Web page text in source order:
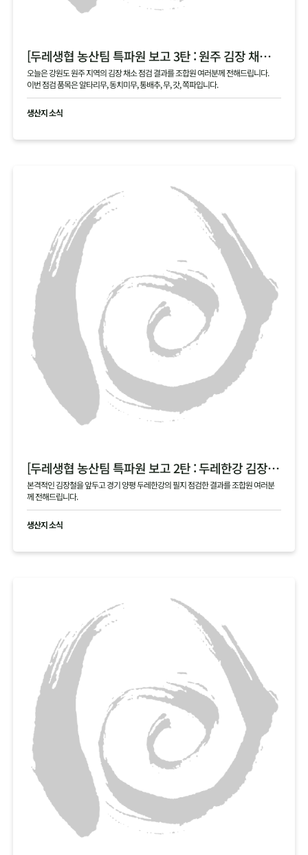
[두레생협 농산팀 특파원 보고 3탄 : 원주 김장 채소 필지 점검 현황 공유]
오늘은 강원도 원주 지역의 김장 채소 점검 결과를 조합원 여러분께 전해드립니다.
이번 점검 품목은 알타리무, 동치미무, 통배추, 무, 갓, 쪽파입니다.
생산지 소식
[두레생협 농산팀 특파원 보고 2탄 : 두레한강 김장 채소 필지 점검 현황 공유]
본격적인 김장철을 앞두고 경기 양평 두레한강의 필지 점검한 결과를 조합원 여러분
께 전해드립니다.
생산지 소식